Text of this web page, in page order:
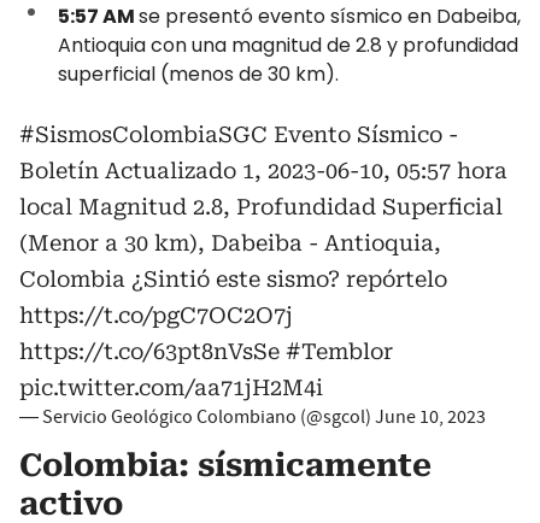
5:57 AMse presentó evento sísmico en Dabeiba,
Antioquia con una magnitud de 2.8 y profundidad
superficial (menos de 30 km).
#SismosColombiaSGC Evento Sísmico -
Boletín Actualizado 1, 2023-06-10, 05:57 hora
local Magnitud 2.8, Profundidad Superficial
(Menor a 30 km), Dabeiba - Antioquia,
Colombia ¿Sintió este sismo? repórtelo
https://t.co/pgC7OC2O7j
https://t.co/63pt8nVsSe #Temblor
pic.twitter.com/aa71jH2M4i
— Servicio Geológico Colombiano (@sgcol) June 10, 2023
Colombia: sísmicamente
activo